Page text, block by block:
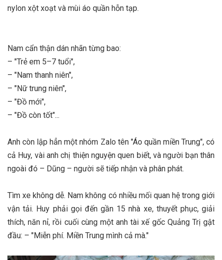
nylon xột xoạt và mùi áo quần hỗn tạp.
Nam cẩn thận dán nhãn từng bao:
– "Trẻ em 5–7 tuổi",
– "Nam thanh niên",
– "Nữ trung niên",
– "Đồ mới",
– "Đồ còn tốt"...
Anh còn lập hẳn một nhóm Zalo tên "Áo quần miền Trung", có
cả Huy, vài anh chị thiện nguyện quen biết, và người bạn thân
ngoài đó – Dũng – người sẽ tiếp nhận và phân phát.
Tìm xe không dễ. Nam không có nhiều mối quan hệ trong giới
vận tải. Huy phải gọi đến gần 15 nhà xe, thuyết phục, giải
thích, năn nỉ, rồi cuối cùng một anh tài xế gốc Quảng Trị gật
đầu: – "Miễn phí. Miền Trung mình cả mà."